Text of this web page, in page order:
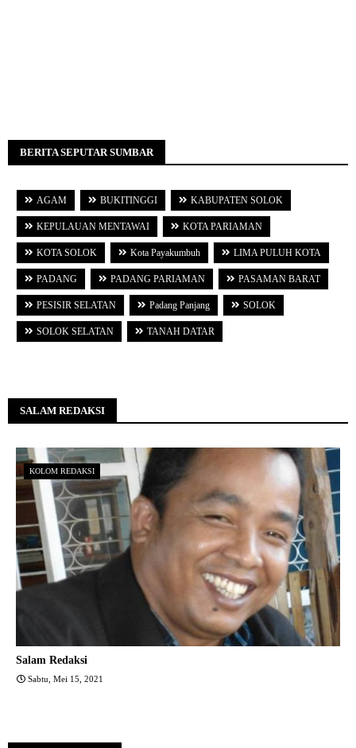
BERITA SEPUTAR SUMBAR
AGAM BUKITINGGI KABUPATEN SOLOK
KEPULAUAN MENTAWAI KOTA PARIAMAN
KOTA SOLOK Kota Payakumbuh LIMA PULUH KOTA
PADANG PADANG PARIAMAN PASAMAN BARAT
PESISIR SELATAN Padang Panjang SOLOK
SOLOK SELATAN TANAH DATAR
SALAM REDAKSI
KOLOM REDAKSI
Salam Redaksi
Sabtu, Mei 15, 2021